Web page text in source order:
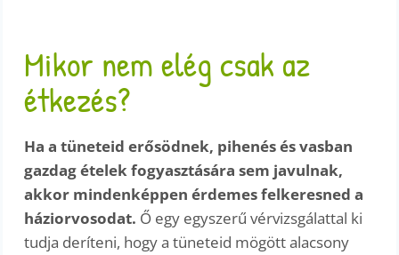
Mikor nem elég csak az
étkezés?
Ha a tüneteid erősödnek, pihenés és vasban
gazdag ételek fogyasztására sem javulnak,
akkor mindenképpen érdemes felkeresned a
háziorvosodat. Ő egy egyszerű vérvizsgálattal ki
tudja deríteni, hogy a tüneteid mögött alacsony